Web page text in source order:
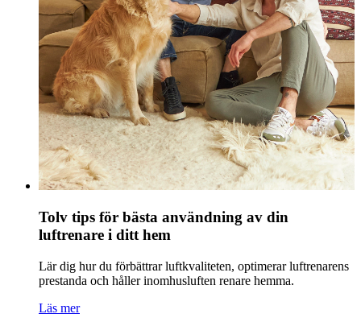
Tolv tips för bästa användning av din
luftrenare i ditt hem
Lär dig hur du förbättrar luftkvaliteten, optimerar luftrenarens
prestanda och håller inomhusluften renare hemma.
Läs mer